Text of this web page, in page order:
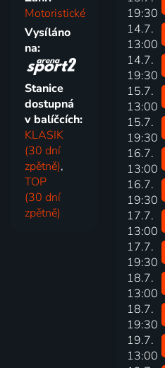
Motoristické
Vysíláno
na:
Stanice
dostupná
v balíčcích:
KLASIK
(30 dní
zpětně),
TOP
(30 dní
zpětně)
19:30
14.7.
13:00
14.7.
19:30
15.7.
13:00
15.7.
19:30
16.7.
13:00
16.7.
19:30
17.7.
13:00
17.7.
19:30
18.7.
13:00
18.7.
19:30
19.7.
13:00